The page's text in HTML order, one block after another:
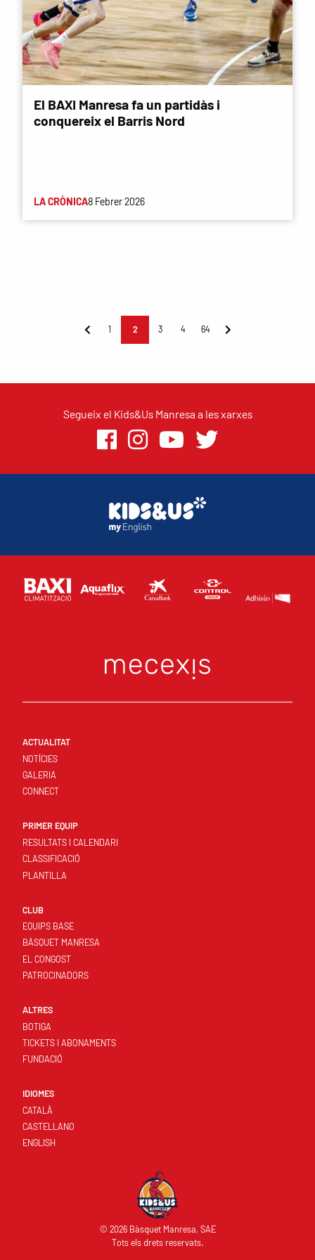
El BAXI Manresa fa un partidàs i
conquereix el Barris Nord
LA CRÒNICA8 Febrer 2026
1 2 3 4 64
Segueix el Kids&Us Manresa a les xarxes
ACTUALITAT
NOTÍCIES
GALERIA
CONNECT
PRIMER EQUIP
RESULTATS I CALENDARI
CLASSIFICACIÓ
PLANTILLA
CLUB
EQUIPS BASE
BÀSQUET MANRESA
EL CONGOST
PATROCINADORS
ALTRES
BOTIGA
TICKETS I ABONAMENTS
FUNDACIÓ
IDIOMES
CATALÀ
CASTELLANO
ENGLISH
© 2026 Bàsquet Manresa, SAE
Tots els drets reservats.